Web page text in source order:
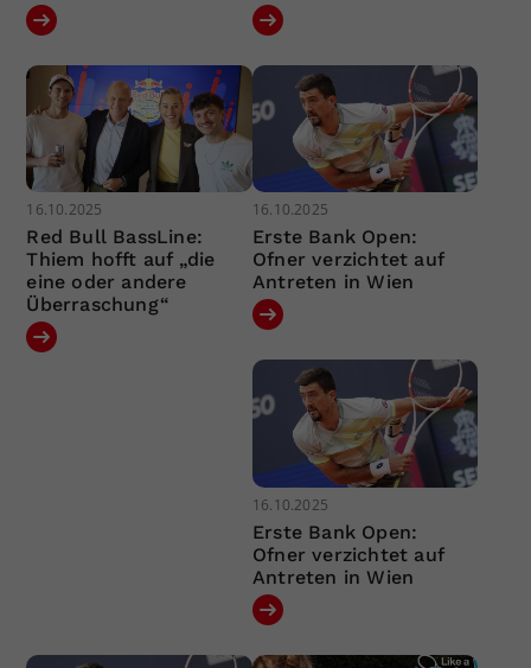
16.10.2025
Red Bull BassLine:
Thiem hofft auf „die
eine oder andere
Überraschung“
16.10.2025
Erste Bank Open:
Ofner verzichtet auf
Antreten in Wien
16.10.2025
Erste Bank Open:
Ofner verzichtet auf
Antreten in Wien